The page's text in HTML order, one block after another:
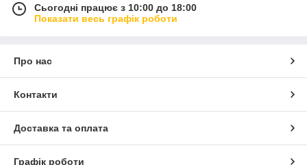
Сьогодні працює з 10:00 до 18:00
Показати весь графік роботи
Про нас
Контакти
Доставка та оплата
Графік роботи